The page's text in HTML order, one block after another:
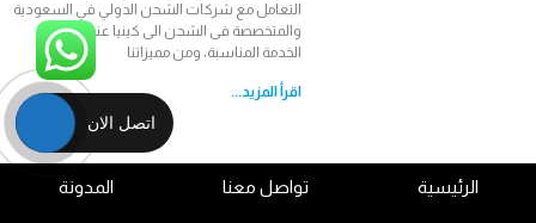
التعامل مع شركات الشحن الدولي في السعودية
والمتخصصة فى الشحن الى كينيا عند اختيار
الخدمة المناسبة، ومن مميزاتنا
اقرأ المزيد...
الرئيسية تواصل معنا المدونة
اتصل الان